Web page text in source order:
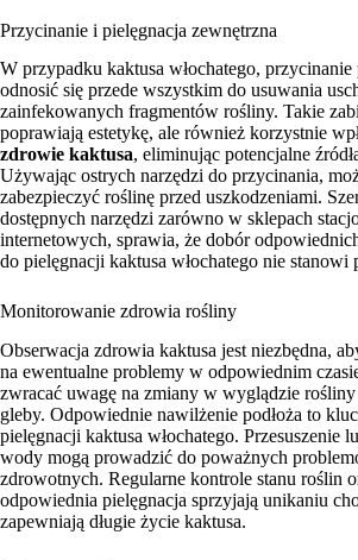
Przycinanie i pielęgnacja zewnętrzna
W przypadku kaktusa włochatego,
odnosić się przede wszystkim do usuwania
zainfekowanych fragmentów rośliny. Takie
poprawiają estetykę, ale również korzystnie
zdrowie kaktusa, eliminując potencjalne
Używając ostrych narzędzi do przycinania,
zabezpieczyć roślinę przed uszkodzeniami.
dostępnych narzędzi zarówno w sklepach
internetowych, sprawia, że dobór
do pielęgnacji kaktusa włochatego nie stanowi
Monitorowanie zdrowia rośliny
Obserwacja zdrowia kaktusa jest niezbędna,
na ewentualne problemy w odpowiednim
zwracać uwagę na zmiany w wyglądzie rośliny
gleby. Odpowiednie nawilżenie podłoża to
pielęgnacji kaktusa włochatego. Przesuszenie
wody mogą prowadzić do poważnych
zdrowotnych. Regularne kontrole stanu roślin
odpowiednia pielęgnacja sprzyjają unikaniu
zapewniają długie życie kaktusa.